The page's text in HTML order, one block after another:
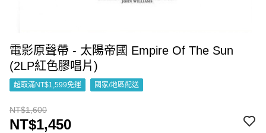
電影原聲帶 - 太陽帝國 Empire Of The Sun
(2LP紅色膠唱片)
超取滿NT$1,599免運 國家/地區配送
NT$1,600
NT$1,450